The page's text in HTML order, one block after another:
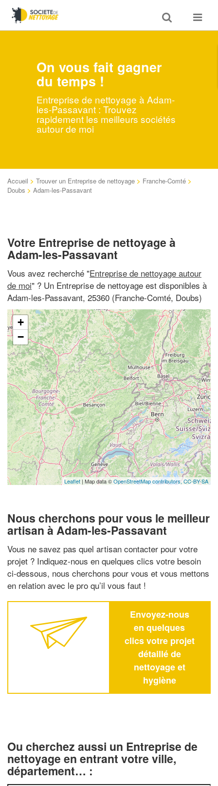
Toggle
search
Toggle
On vous fait gagner
du temps !
Entreprise de nettoyage à Adam-
les-Passavant : Trouvez
rapidement les meilleurs sociétés
autour de moi
Accueil > Trouver un Entreprise de nettoyage > Franche-Comté >
Doubs > Adam-les-Passavant
Votre Entreprise de nettoyage à
Adam-les-Passavant
Vous avez recherché "Entreprise de nettoyage autour
de moi" ? Un Entreprise de nettoyage est disponibles à
Adam-les-Passavant, 25360 (Franche-Comté, Doubs)
+
−
Leaflet | Map data ©OpenStreetMap contributors, CC-BY-SA
Nous cherchons pour vous le meilleur
artisan à Adam-les-Passavant
Vous ne savez pas quel artisan contacter pour votre
projet ? Indiquez-nous en quelques clics votre besoin
ci-dessous, nous cherchons pour vous et vous mettons
en relation avec le pro qu’il vous faut !
Envoyez-nous
en quelques
clics votre projet
détaillé de
nettoyage et
hygiène
Ou cherchez aussi un Entreprise de
nettoyage en entrant votre ville,
département… :